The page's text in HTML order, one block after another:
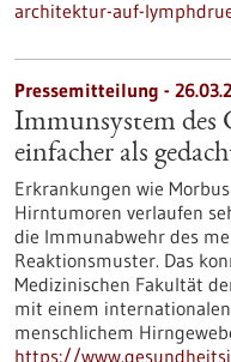
architektur-auf-
Pressemitteilung -
Immunsystem
einfacher als
Erkrankungen wie
Hirntumoren verlaufen
die Immunabwehr des
Reaktionsmuster. Das
Medizinischen Fakultät
mit einem
menschlichem
https://